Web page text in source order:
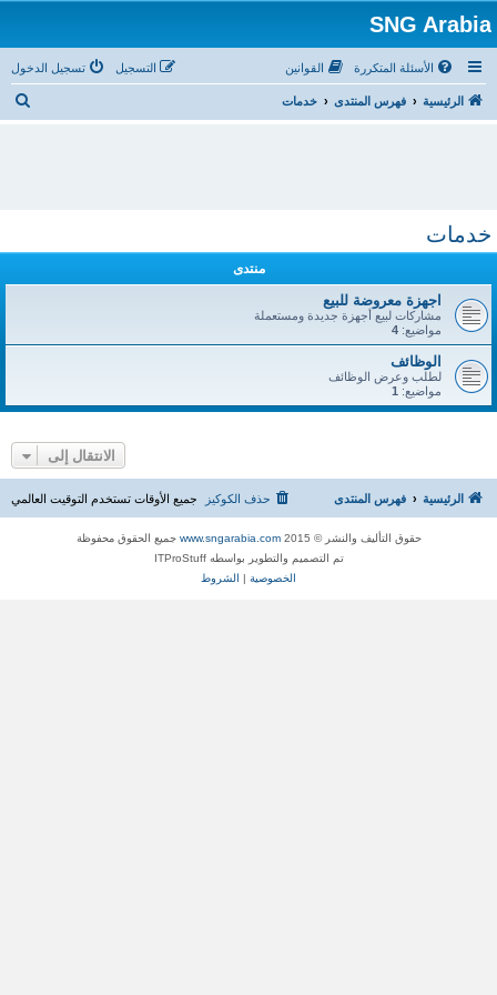
SNG Arabia
الأسئلة المتكررة القوانين تسجيل الدخول التسجيل
الرئيسية فهرس المنتدى خدمات
خدمات
منتدى
اجهزة معروضة للبيع
مشاركات لبيع أجهزة جديدة ومستعملة
مواضيع: 4
الوظائف
لطلب وعرض الوظائف
مواضيع: 1
الانتقال إلى
الرئيسية فهرس المنتدى جميع الأوقات تستخدم التوقيت العالمي حذف الكوكيز
حقوق التأليف والنشر © 2015 www.sngarabia.com جميع الحقوق محفوظة
تم التصميم والتطوير بواسطه ITProStuff
الخصوصية | الشروط